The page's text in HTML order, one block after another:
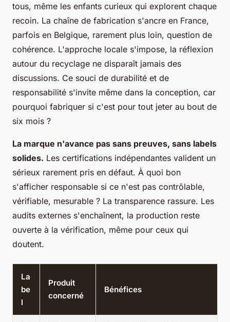
tous, même les enfants curieux qui explorent chaque
recoin. La chaîne de fabrication s'ancre en France,
parfois en Belgique, rarement plus loin, question de
cohérence. L'approche locale s'impose, la réflexion
autour du recyclage ne disparaît jamais des
discussions. Ce souci de durabilité et de
responsabilité s'invite même dans la conception, car
pourquoi fabriquer si c'est pour tout jeter au bout de
six mois ?
La marque n'avance pas sans preuves, sans labels
solides. Les certifications indépendantes valident un
sérieux rarement pris en défaut. À quoi bon
s'afficher responsable si ce n'est pas contrôlable,
vérifiable, mesurable ? La transparence rassure. Les
audits externes s'enchaînent, la production reste
ouverte à la vérification, même pour ceux qui
doutent.
La
be
l
Produit
concerné
Bénéfices